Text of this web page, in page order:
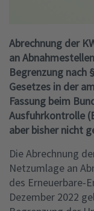
Abrechnung der
an
Begrenzung nach
Gesetzes in der
Fassung beim
Ausfuhrkontrolle
aber bisher nicht
Die Abrechnung
Netzumlage an
des Erneuerbare-
Dezember 2022